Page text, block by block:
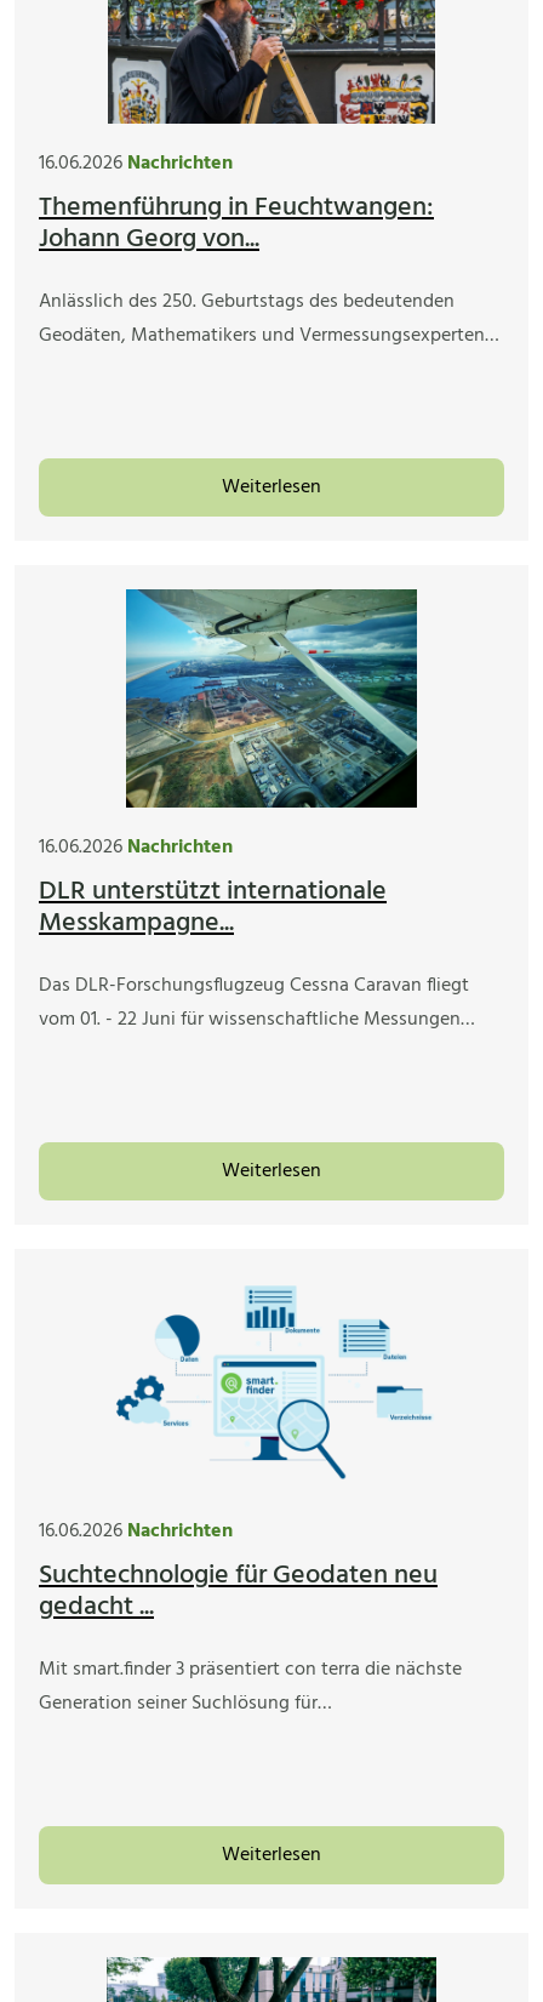
16.06.2026Nachrichten
Themenführung in Feuchtwangen:
Johann Georg von...
Anlässlich des 250. Geburtstags des bedeutenden
Geodäten, Mathematikers und Vermessungsexperten…
Weiterlesen
16.06.2026Nachrichten
DLR unterstützt internationale
Messkampagne...
Das DLR-Forschungsflugzeug Cessna Caravan fliegt
vom 01. - 22 Juni für wissenschaftliche Messungen…
Weiterlesen
16.06.2026Nachrichten
Suchtechnologie für Geodaten neu
gedacht ...
Mit smart.finder 3 präsentiert con terra die nächste
Generation seiner Suchlösung für…
Weiterlesen